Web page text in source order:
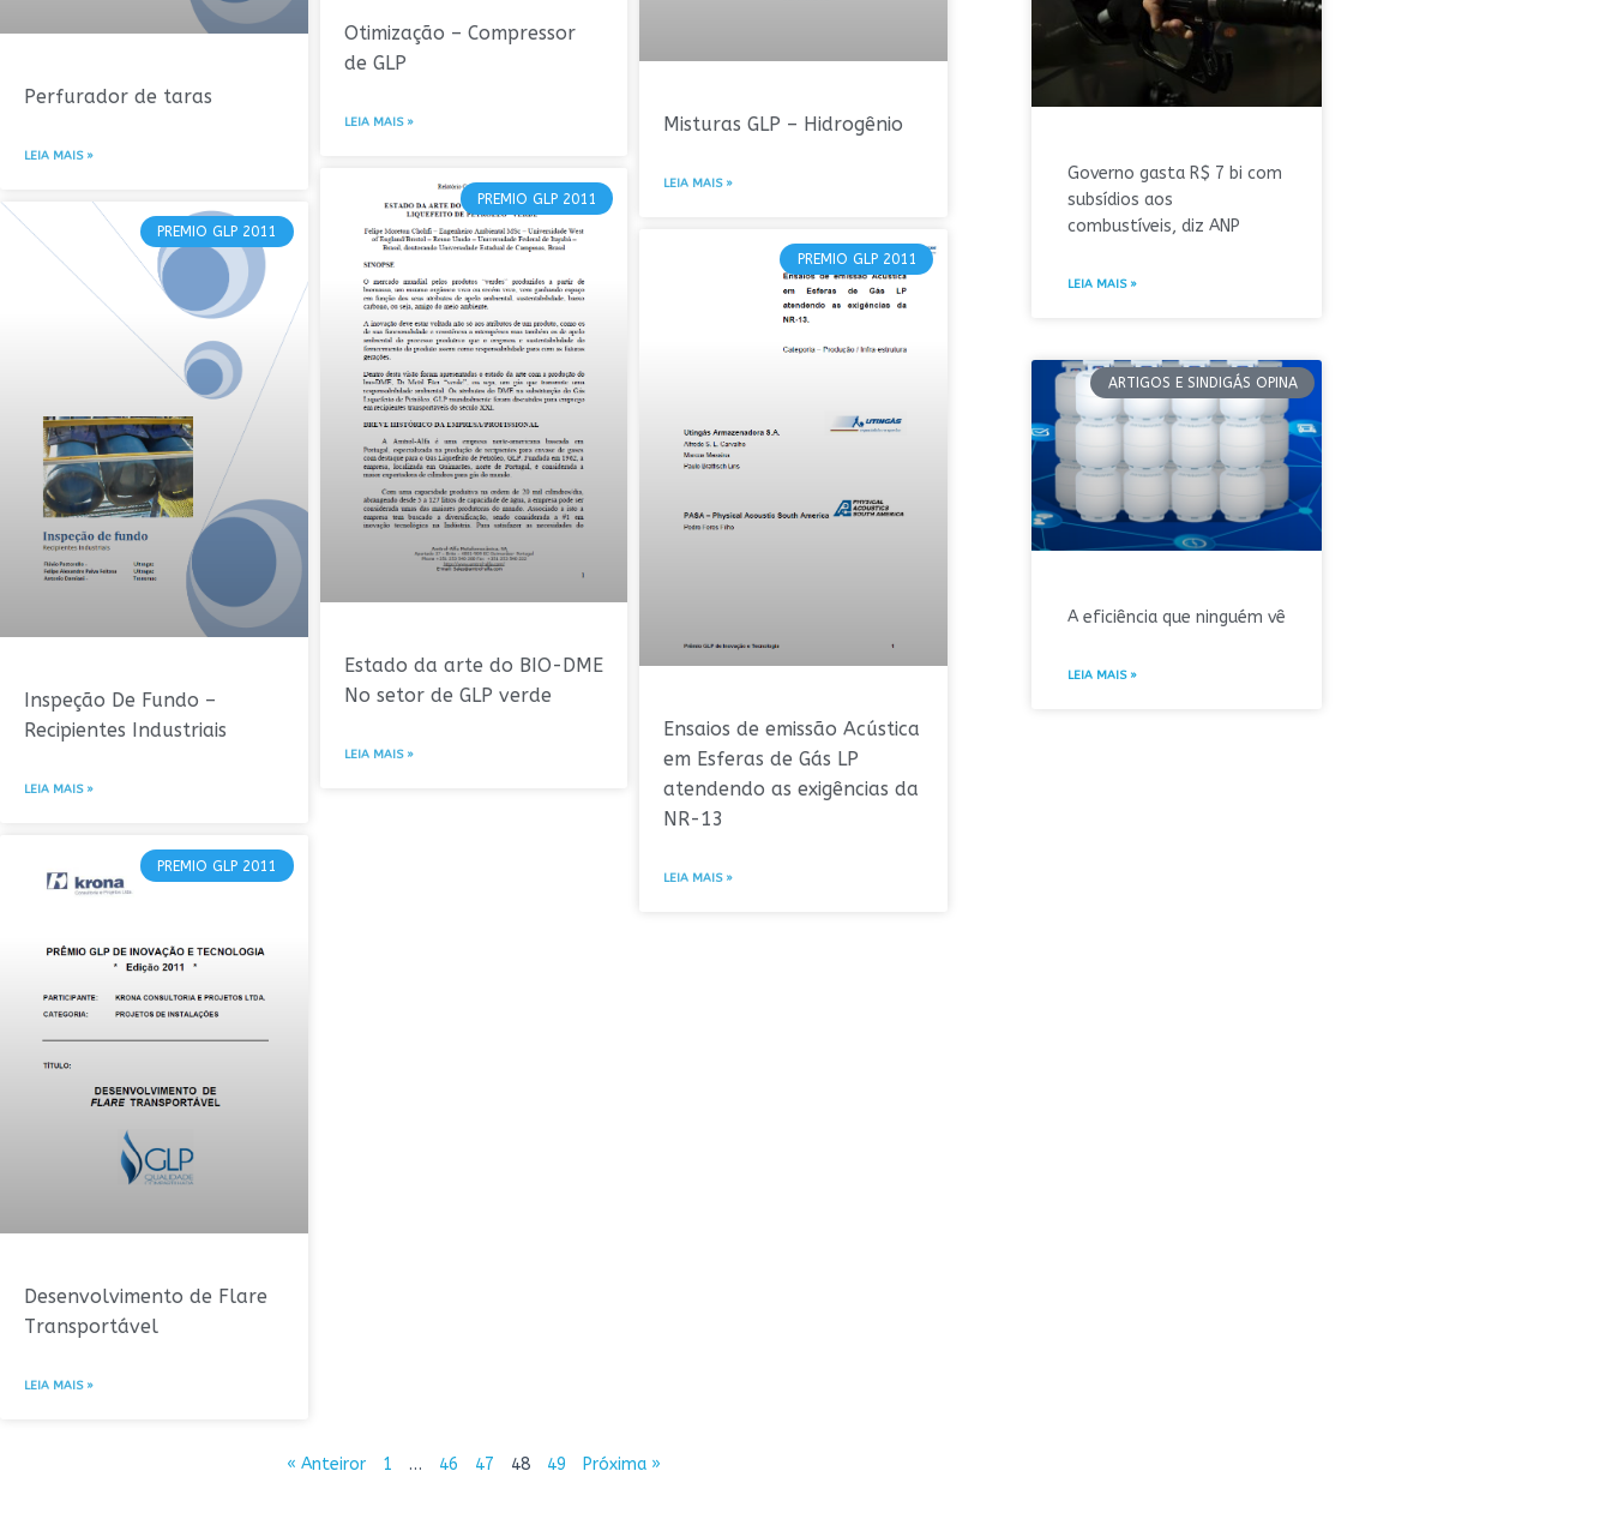
Perfurador de taras
LEIA MAIS »
Otimização – Compressor
de GLP
LEIA MAIS » Misturas GLP – Hidrogênio
LEIA MAIS »
PREMIO GLP 2011
Inspeção De Fundo –
Recipientes Industriais
LEIA MAIS »
PREMIO GLP 2011
Estado da arte do BIO-DME
No setor de GLP verde
LEIA MAIS »
PREMIO GLP 2011
Ensaios de emissão Acústica
em Esferas de Gás LP
atendendo as exigências da
NR-13
LEIA MAIS »
PREMIO GLP 2011
Desenvolvimento de Flare
Transportável
LEIA MAIS »
« Anteiror 1 … 46 47 48 49 Próxima »
Governo gasta R$ 7 bi com
subsídios aos
combustíveis, diz ANP
LEIA MAIS »
ARTIGOS E SINDIGÁS OPINA
A eficiência que ninguém vê
LEIA MAIS »